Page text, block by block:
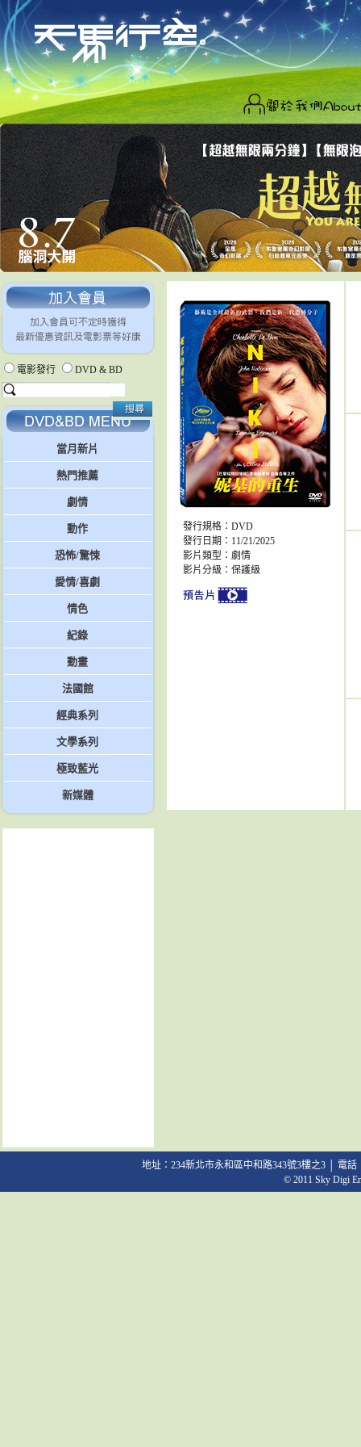
電影發行 DVD & BD
當月新片
熱門推薦
劇情
動作
恐怖/驚悚
愛情/喜劇
情色
紀錄
動畫
法國館
經典系列
文學系列
極致藍光
新媒體
發行規格：DVD
發行日期：11/21/2025
影片類型：劇情
影片分級：保護級
地址：234新北市永和區中和路343號3樓之3 │ 電話
© 2011 Sky Digi